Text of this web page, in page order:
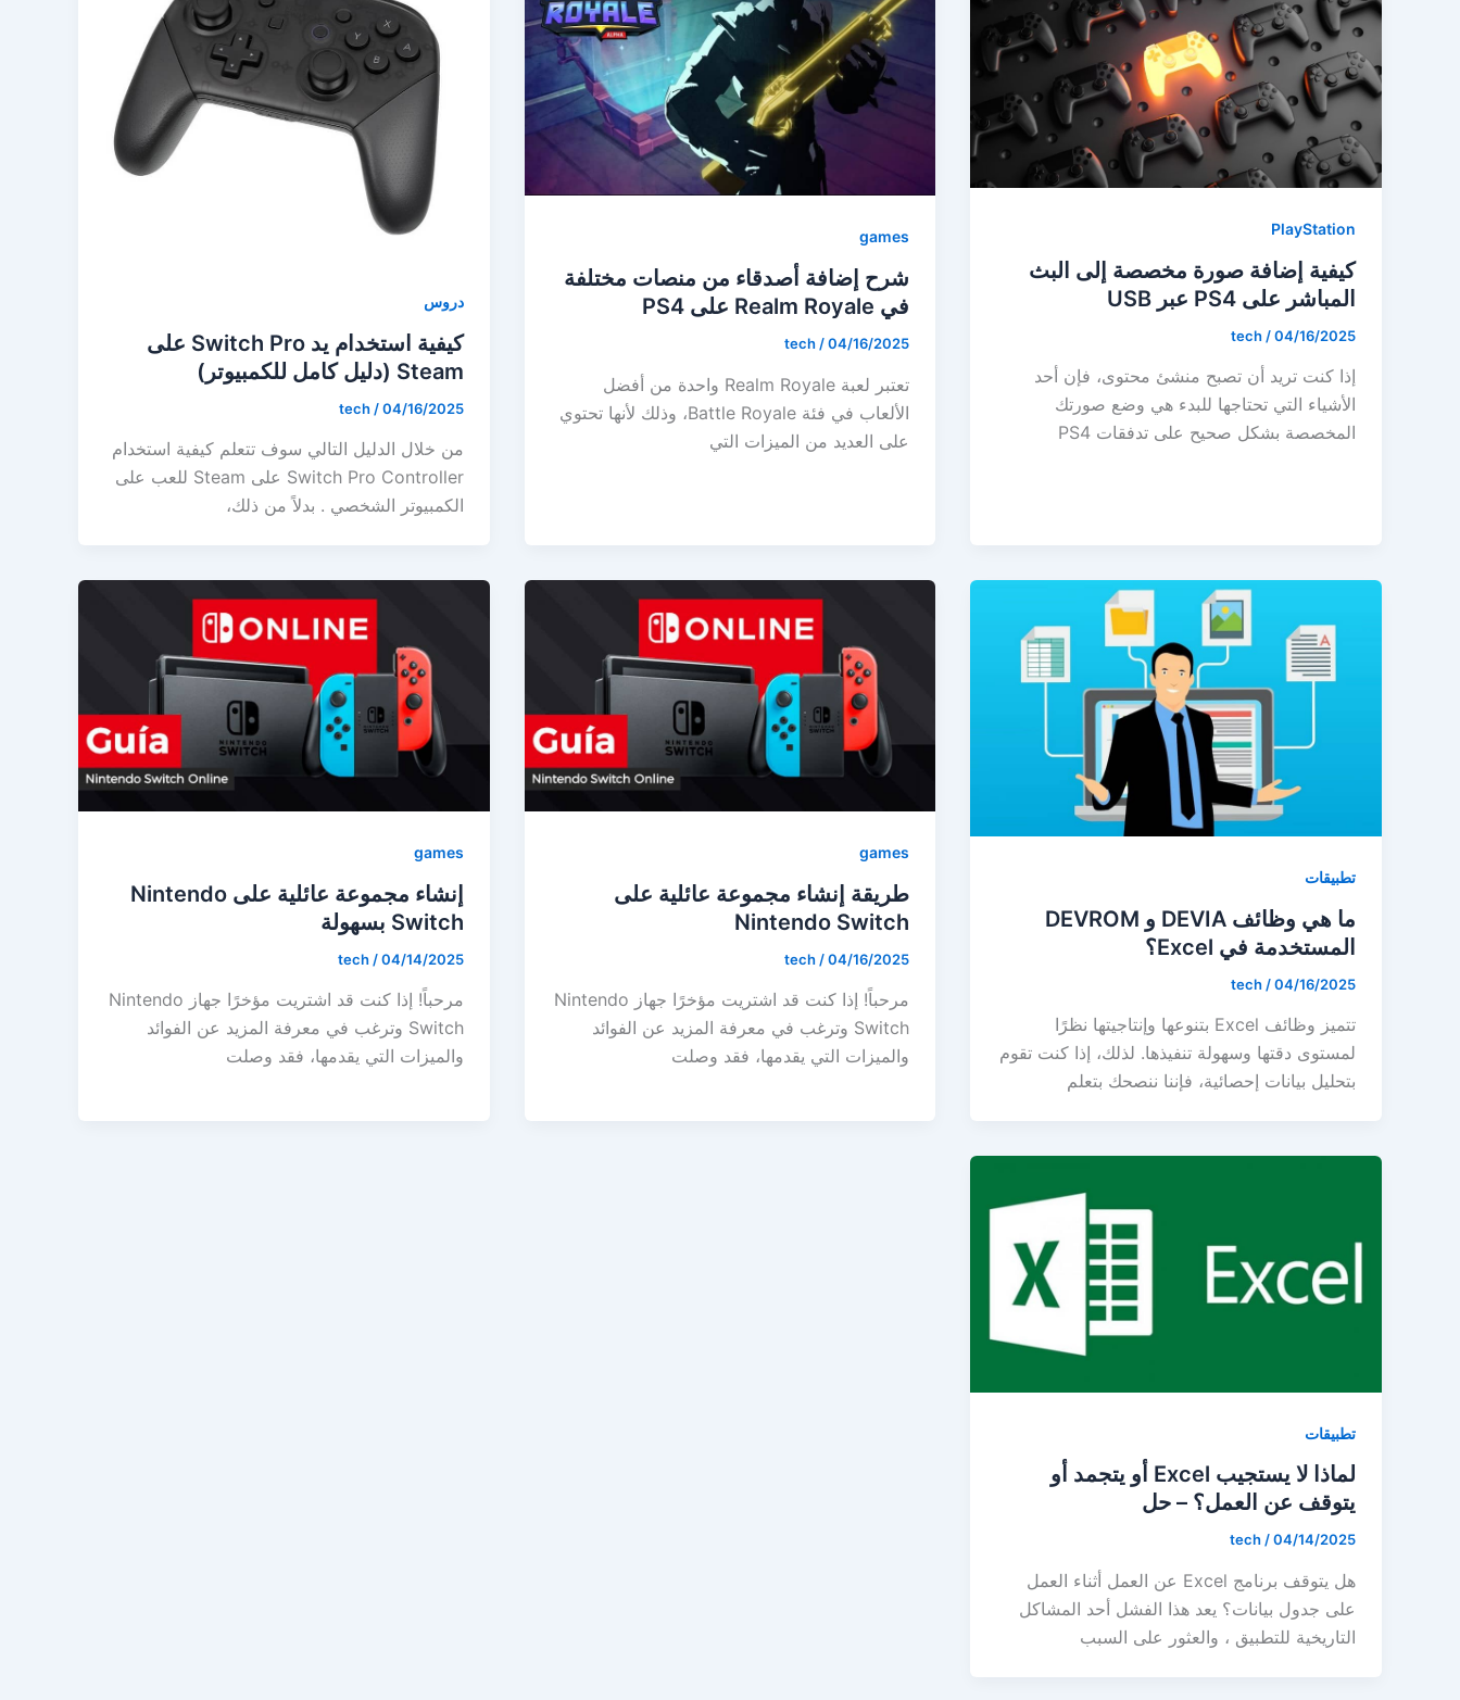
PlayStation
كيفية إضافة صورة مخصصة إلى البث
المباشر على PS4 عبر USB
tech /04/16/2025
إذا كنت تريد أن تصبح منشئ محتوى، فإن أحد
الأشياء التي تحتاجها للبدء هي وضع صورتك
المخصصة بشكل صحيح على تدفقات PS4
games
شرح إضافة أصدقاء من منصات مختلفة
في Realm Royale على PS4
tech /04/16/2025
تعتبر لعبة Realm Royale واحدة من أفضل
الألعاب في فئة Battle Royale، وذلك لأنها تحتوي
على العديد من الميزات التي
دروس
كيفية استخدام يد Switch Pro على
Steam (دليل كامل للكمبيوتر)
tech /04/16/2025
من خلال الدليل التالي سوف تتعلم كيفية استخدام
Switch Pro Controller على Steam للعب على
الكمبيوتر الشخصي . بدلاً من ذلك،
تطبيقات
ما هي وظائف DEVIA و DEVROM
المستخدمة في Excel؟
tech /04/16/2025
تتميز وظائف Excel بتنوعها وإنتاجيتها نظرًا
لمستوى دقتها وسهولة تنفيذها. لذلك، إذا كنت تقوم
بتحليل بيانات إحصائية، فإننا ننصحك بتعلم
games
طريقة إنشاء مجموعة عائلية على
Nintendo Switch
tech /04/16/2025
مرحباً! إذا كنت قد اشتريت مؤخرًا جهاز Nintendo
Switch وترغب في معرفة المزيد عن الفوائد
والميزات التي يقدمها، فقد وصلت
games
إنشاء مجموعة عائلية على Nintendo
Switch بسهولة
tech /04/14/2025
مرحباً! إذا كنت قد اشتريت مؤخرًا جهاز Nintendo
Switch وترغب في معرفة المزيد عن الفوائد
والميزات التي يقدمها، فقد وصلت
تطبيقات
لماذا لا يستجيب Excel أو يتجمد أو
يتوقف عن العمل؟ – حل
tech/04/14/2025
هل يتوقف برنامج Excel عن العمل أثناء العمل
على جدول بيانات؟ يعد هذا الفشل أحد المشاكل
التاريخية للتطبيق ، والعثور على السبب